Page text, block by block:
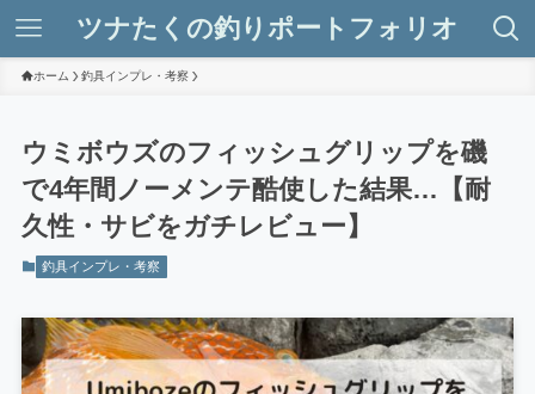
ツナたくの釣りポートフォリオ
ホーム 釣具インプレ・考察
ウミボウズのフィッシュグリップを磯
で4年間ノーメンテ酷使した結果…【耐
久性・サビをガチレビュー】
釣具インプレ・考察